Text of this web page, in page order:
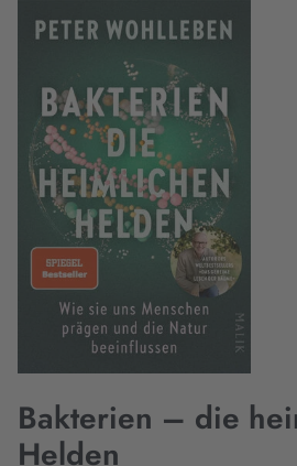
Bakterien – die
Helden